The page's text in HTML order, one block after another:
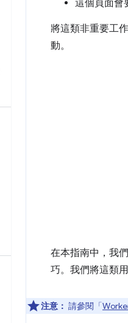
這個頁面會
將這類非重要工
動。
在本指南中，我
巧。我們將這類
注意： 請參閱「